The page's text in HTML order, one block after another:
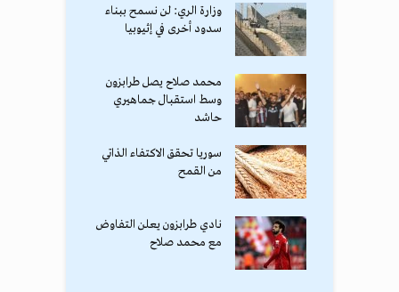
وزارة الري: لن نسمح ببناء
سدود أخرى في إثيوبيا
محمد صلاح يصل طرابزون
وسط استقبال جماهيري
حاشد
سوريا تحقق الاكتفاء الذاتي
من القمح
نادي طرابزون يعلن التفاوض
مع محمد صلاح